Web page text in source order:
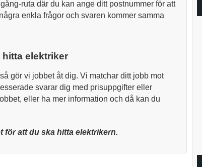
ruta där du kan ange ditt postnummer för att
enkla frågor och svaren kommer samma
hitta elektriker
gör vi jobbet åt dig. Vi matchar ditt jobb mot
svarar dig med prisuppgifter eller
eller ha mer information och då kan du
för att du ska hitta elektrikern.